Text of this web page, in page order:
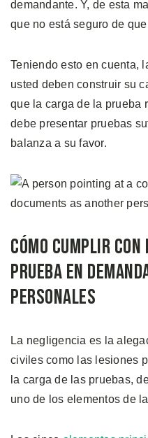
demandante. Y, de esta
que no está seguro de
Teniendo esto en cuenta,
usted deben construir su
que la carga de la prueba
debe presentar pruebas
balanza a su favor.
Cómo Cumplir
Prueba en
Personales
La negligencia es la
civiles como las lesiones
la carga de las pruebas,
uno de los elementos de la